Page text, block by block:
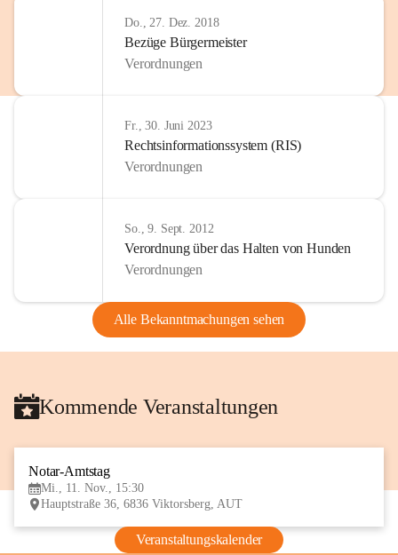
Do., 27. Dez. 2018
Bezüge Bürgermeister
Verordnungen
Fr., 30. Juni 2023
Rechtsinformationssystem (RIS)
Verordnungen
So., 9. Sept. 2012
Verordnung über das Halten von Hunden
Verordnungen
Alle Bekanntmachungen sehen
Kommende Veranstaltungen
Notar-Amtstag
Mi., 11. Nov., 15:30
Hauptstraße 36, 6836 Viktorsberg, AUT
Veranstaltungskalender